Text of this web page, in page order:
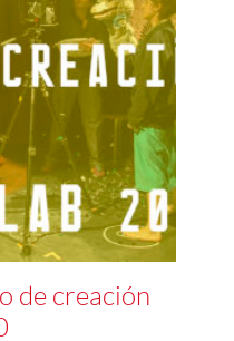
de creación